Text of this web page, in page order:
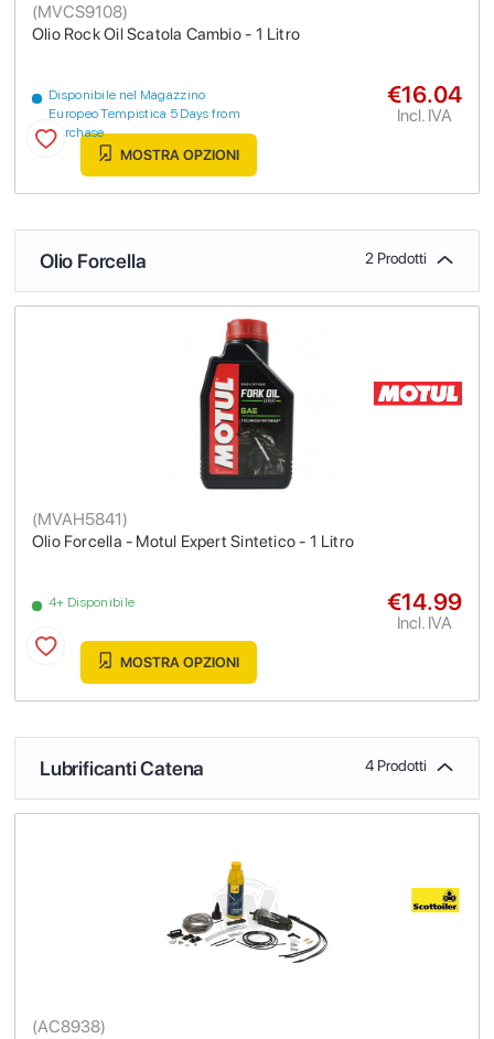
Olio Rock Oil Scatola Cambio - 1 Litro
(MVCS9108)
Disponibile nel Magazzino
Europeo Tempistica 5 Days from
purchase
€16.04
Incl. IVA
MOSTRA OPZIONI
Olio Forcella 2 Prodotti
Olio Forcella - Motul Expert Sintetico - 1 Litro
(MVAH5841)
4+ Disponibile €14.99
Incl. IVA
MOSTRA OPZIONI
Lubrificanti Catena 4 Prodotti
(AC8938)